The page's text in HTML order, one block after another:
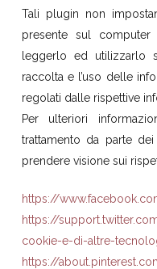
Tali plugin non
presente sul
leggerlo ed utilizzarlo
raccolta e l’uso delle
regolati dalle rispettive
Per ulteriori
trattamento da parte
prendere visione sui
https://
https://
cookie-e-di-altre-
https://